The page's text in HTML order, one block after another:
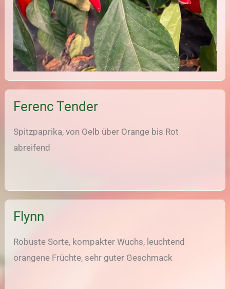
Ferenc Tender
Spitzpaprika, von Gelb über Orange bis Rot
abreifend
Flynn
Robuste Sorte, kompakter Wuchs, leuchtend
orangene Früchte, sehr guter Geschmack